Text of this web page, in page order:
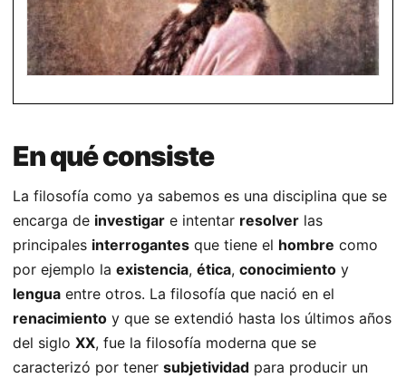
En qué consiste
La filosofía como ya sabemos es una disciplina que se
encarga de investigar e intentar resolver las
principales interrogantes que tiene el hombre como
por ejemplo la existencia, ética, conocimiento y
lengua entre otros. La filosofía que nació en el
renacimiento y que se extendió hasta los últimos años
del siglo XX, fue la filosofía moderna que se
caracterizó por tener subjetividad para producir un